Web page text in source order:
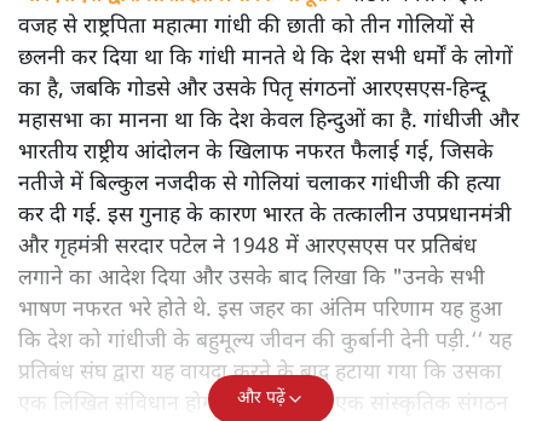
वजह से राष्ट्रपिता महात्मा गांधी की छाती को तीन गोलियों से
छलनी कर दिया था कि गांधी मानते थे कि देश सभी धर्मों के लोगों
का है, जबकि गोडसे और उसके पितृ संगठनों आरएसएस-हिन्दू
महासभा का मानना था कि देश केवल हिन्दुओं का है. गांधीजी और
भारतीय राष्ट्रीय आंदोलन के खिलाफ नफरत फैलाई गई, जिसके
नतीजे में बिल्कुल नजदीक से गोलियां चलाकर गांधीजी की हत्या
कर दी गई. इस गुनाह के कारण भारत के तत्कालीन उपप्रधानमंत्री
और गृहमंत्री सरदार पटेल ने 1948 में आरएसएस पर प्रतिबंध
लगाने का आदेश दिया और उसके बाद लिखा कि "उनके सभी
भाषण नफरत भरे होते थे. इस जहर का अंतिम परिणाम यह हुआ
कि देश को गांधीजी के बहुमूल्य जीवन की कुर्बानी देनी पड़ी.‘‘ यह
प्रतिबंध संघ द्वारा यह वायदा करने के बाद हटाया गया कि उसका
एक लिखित संविधान होगा और वह सिर्फ एक सांस्कृतिक संगठन
और पढ़ें